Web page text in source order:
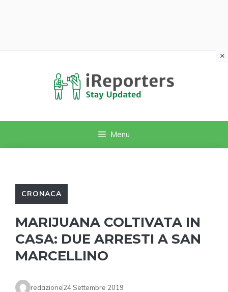
Menu
CRONACA
MARIJUANA COLTIVATA IN
CASA: DUE ARRESTI A SAN
MARCELLINO
redazione24 Settembre 2019
×